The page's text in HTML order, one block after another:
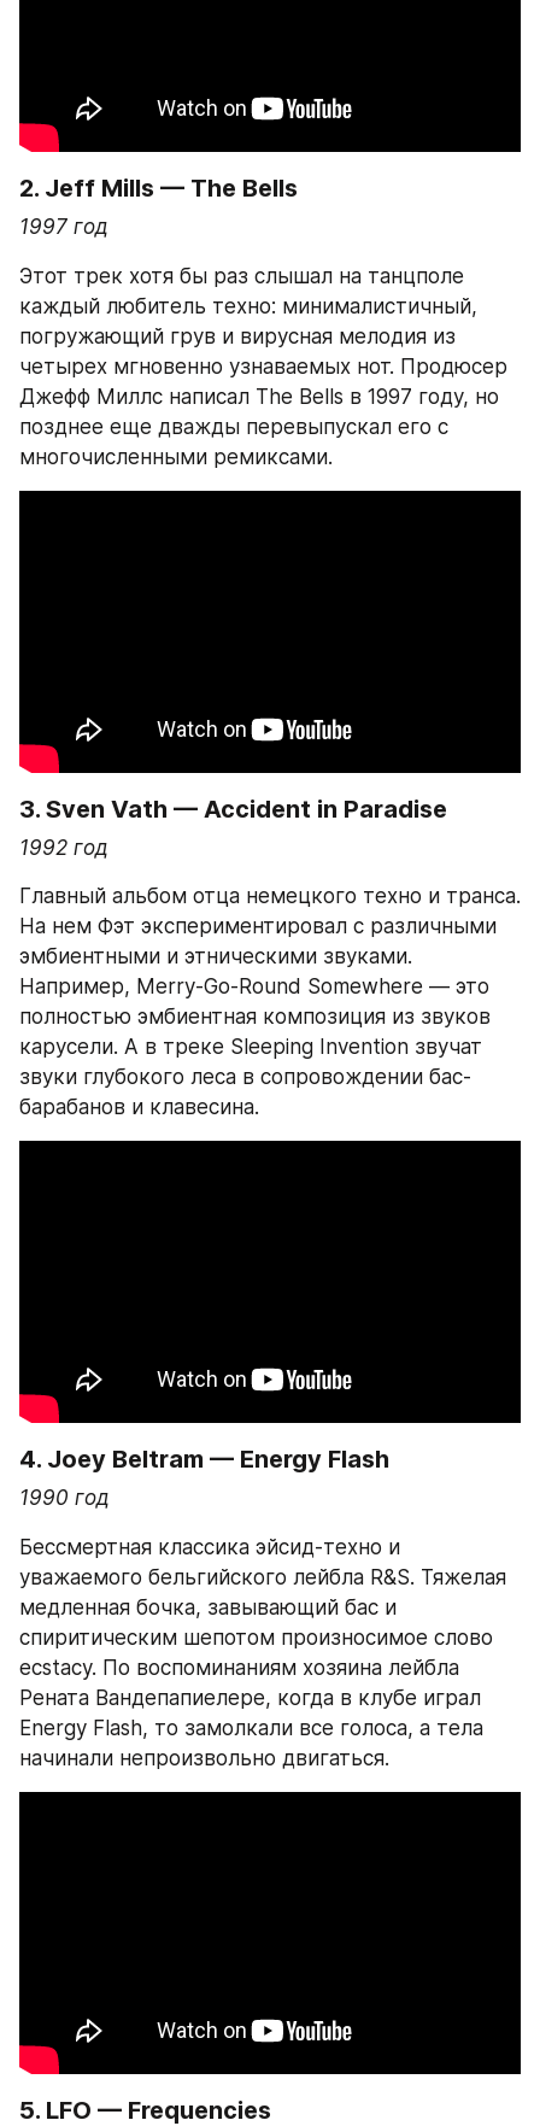
2. Jeff Mills — The Bells
1997 год
Этот трек хотя бы раз слышал на танцполе
каждый любитель техно: минималистичный,
погружающий грув и вирусная мелодия из
четырех мгновенно узнаваемых нот. Продюсер
Джефф Миллс написал The Bells в 1997 году, но
позднее еще дважды перевыпускал его с
многочисленными ремиксами.
3. Sven Vath — Accident in Paradise
1992 год
Главный альбом отца немецкого техно и транса.
На нем Фэт экспериментировал с различными
эмбиентными и этническими звуками.
Например, Merry-Go-Round Somewhere — это
полностью эмбиентная композиция из звуков
карусели. А в треке Sleeping Invention звучат
звуки глубокого леса в сопровождении бас-
барабанов и клавесина.
4. Joey Beltram — Energy Flash
1990 год
Бессмертная классика эйсид-техно и
уважаемого бельгийского лейбла R&S. Тяжелая
медленная бочка, завывающий бас и
спиритическим шепотом произносимое слово
ecstacy. По воспоминаниям хозяина лейбла
Рената Вандепапиелере, когда в клубе играл
Energy Flash, то замолкали все голоса, а тела
начинали непроизвольно двигаться.
5. LFO — Frequencies